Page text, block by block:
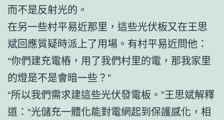
而不是反射光的。
在另一些村平易近那里，這些光伏板又在王思
斌回應質疑時派上了用場。有村平易近問他：
“你們建充電樁，用了我們村里的電，那我家里
的燈是不是會暗一些？”
“所以我們需求建這些光伏發電板。”王思斌解釋
道：“光儲充一體化能對電網起到保護感化，相